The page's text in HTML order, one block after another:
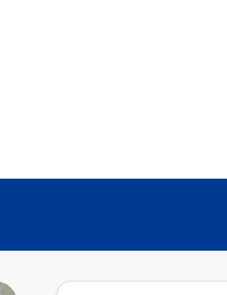
para quienes